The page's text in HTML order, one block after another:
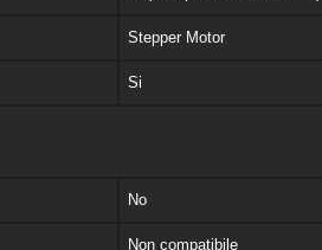
Stepper Motor
Si
No
Non compatibile